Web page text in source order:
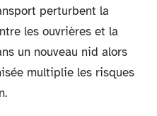
perturbent la
les ouvrières et la
un nouveau nid alors
multiplie les risques